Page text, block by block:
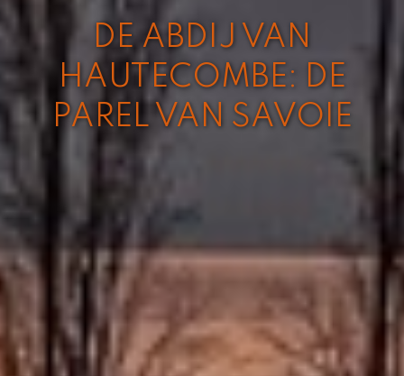
DE ABDIJ VAN
HAUTECOMBE: DE
PAREL VAN SAVOIE